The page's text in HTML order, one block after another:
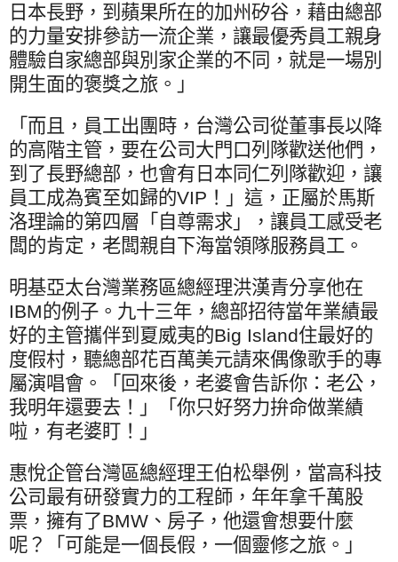
日本長野，到蘋果所在的加州矽谷，藉由總部
的力量安排參訪一流企業，讓最優秀員工親身
體驗自家總部與別家企業的不同，就是一場別
開生面的褒獎之旅。」
「而且，員工出團時，台灣公司從董事長以降
的高階主管，要在公司大門口列隊歡送他們，
到了長野總部，也會有日本同仁列隊歡迎，讓
員工成為賓至如歸的VIP ！」這，正屬於馬斯
洛理論的第四層「自尊需求」，讓員工感受老
闆的肯定，老闆親自下海當領隊服務員工。
明基亞太台灣業務區總經理洪漢青分享他在
IBM的例子。九十三年，總部招待當年業績最
好的主管攜伴到夏威夷的Big Island住最好的
度假村，聽總部花百萬美元請來偶像歌手的專
屬演唱會。「回來後，老婆會告訴你：老公，
我明年還要去！」「你只好努力拚命做業績
啦，有老婆盯！」
惠悅企管台灣區總經理王伯松舉例，當高科技
公司最有研發實力的工程師，年年拿千萬股
票，擁有了BMW 、房子，他還會想要什麼
呢？「可能是一個長假，一個靈修之旅。」